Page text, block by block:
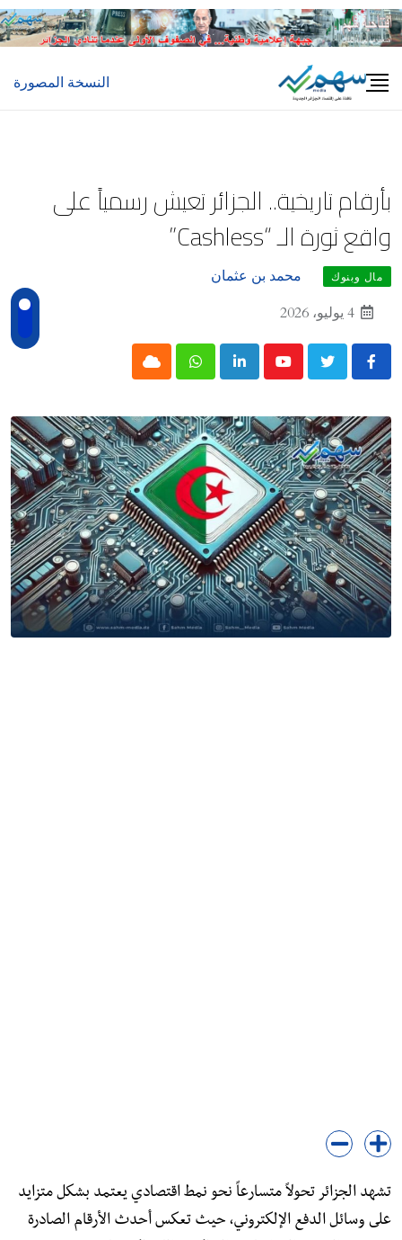
Skip
to
النسخة المصورة
بأرقام تاريخية.. الجزائر تعيش رسمياً على
واقع ثورة الـ “Cashless”
مال وبنوك
محمد بن عثمان
4 يوليو، 2026
Youtube
LinkedIn
Whatsapp
Cloud
تشهد الجزائر تحولاً متسارعاً نحو نمط اقتصادي يعتمد بشكل متزايد
على وسائل الدفع الإلكتروني، حيث تعكس أحدث الأرقام الصادرة